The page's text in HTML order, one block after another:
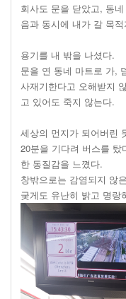
회사도 문을 닫았고, 동
음과 동시에 내가 갈 목
용기를 내 밖을 나셨다.
문을 연 동네 마트로 가,
사재기한다고 오해받지
고 있어도 죽지 않는다.
세상의 먼지가 되어버린
20분을 기다려 버스를
한 동질감을 느꼈다.
창밖으로는 감염되지 않
궂게도 유난히 밝고 명랑